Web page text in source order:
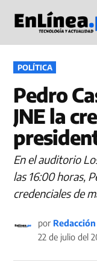
contenido
PUBLICADO
EN
POLÍTICA
Pedro
JNE la
En el auditorio
las 16:00 horas,
credenciales de
por
22 de julio del